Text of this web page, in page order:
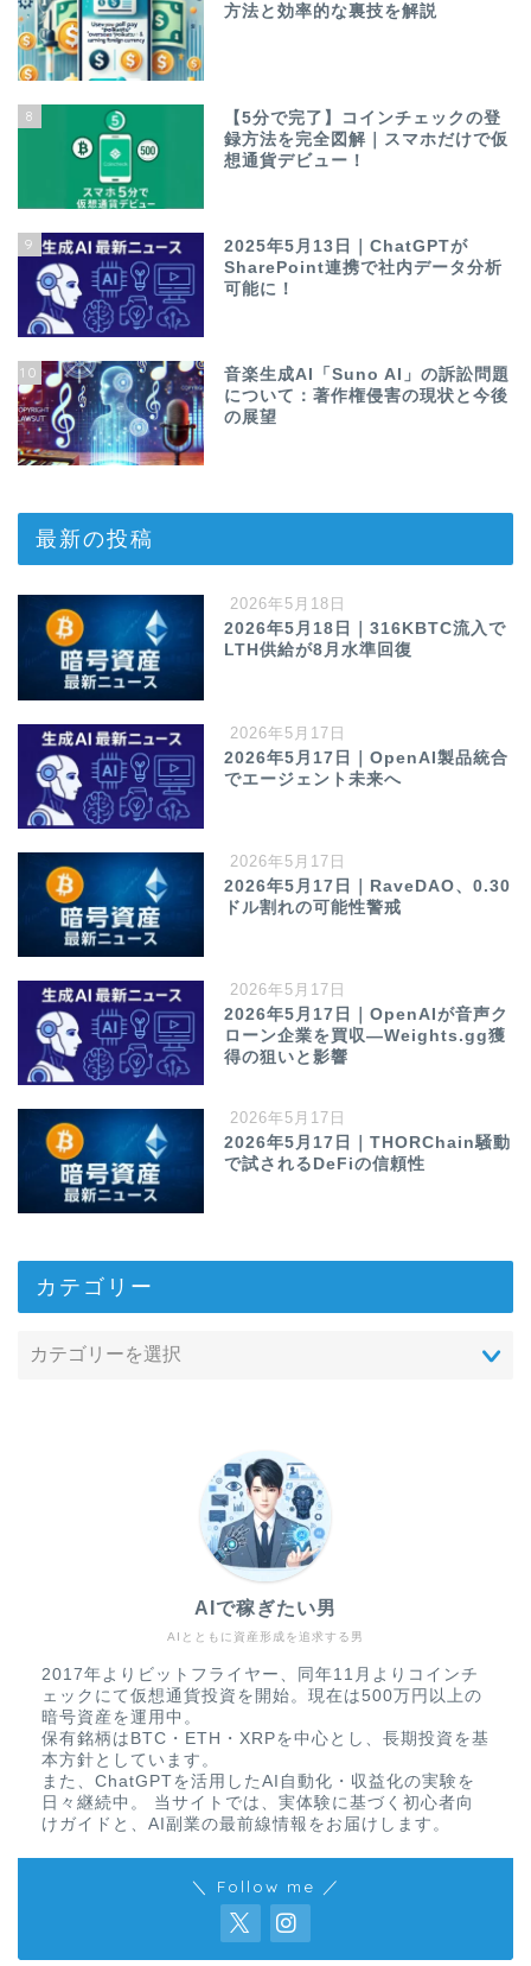
方法と効率的な裏技を解説
8
【5分で完了】コインチェックの登
録方法を完全図解｜スマホだけで仮
想通貨デビュー！
9
2025年5月13日｜ChatGPTが
SharePoint連携で社内データ分析
可能に！
10
音楽生成AI「Suno AI」の訴訟問題
について：著作権侵害の現状と今後
の展望
最新の投稿
2026年5月18日
2026年5月18日｜316KBTC流入で
LTH供給が8月水準回復
2026年5月17日
2026年5月17日｜OpenAI製品統合
でエージェント未来へ
2026年5月17日
2026年5月17日｜RaveDAO、0.30
ドル割れの可能性警戒
2026年5月17日
2026年5月17日｜OpenAIが音声ク
ローン企業を買収—Weights.gg獲
得の狙いと影響
2026年5月17日
2026年5月17日｜THORChain騒動
で試されるDeFiの信頼性
カテゴリー
AIとともに資産形成を追求する男
AIで稼ぎたい男
2017年よりビットフライヤー、同年11月よりコインチ
ェックにて仮想通貨投資を開始。現在は500万円以上の
暗号資産を運用中。
保有銘柄はBTC・ETH・XRPを中心とし、長期投資を基
本方針としています。
また、ChatGPTを活用したAI自動化・収益化の実験を
日々継続中。 当サイトでは、実体験に基づく初心者向
けガイドと、AI副業の最前線情報をお届けします。
＼ Follow me ／